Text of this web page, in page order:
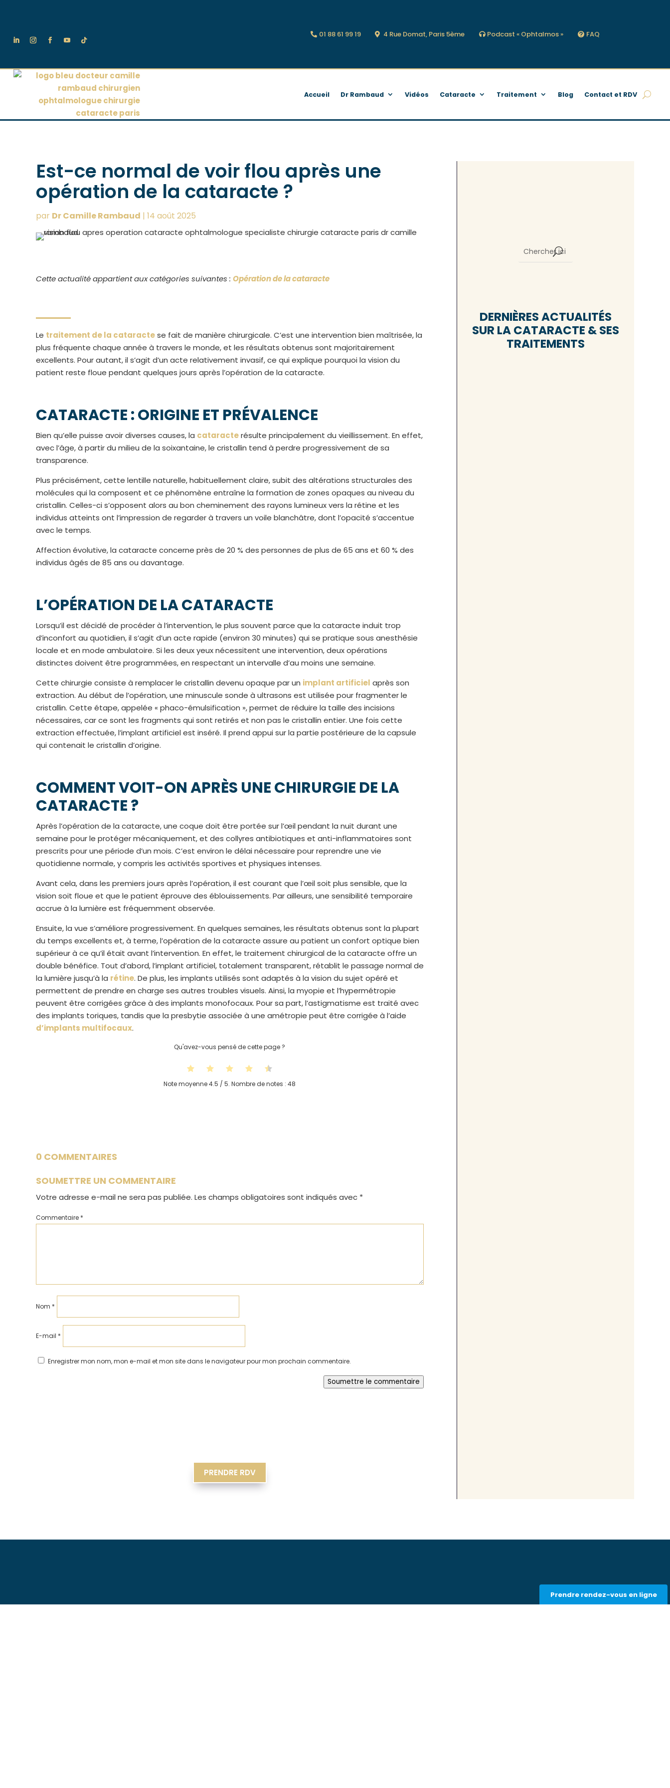
01 88 61 99 19 4 Rue Domat, Paris 5ème Podcast « Ophtalmos » FAQ
Accueil Dr Rambaud Vidéos Cataracte Traitement Blog Contact et RDV
Est-ce normal de voir flou après une
opération de la cataracte ?
par Dr Camille Rambaud | 14 août 2025
Cette actualité appartient aux catégories suivantes : Opération de la cataracte
Le traitement de la cataractese fait de manière chirurgicale. C’est une intervention bien maîtrisée, la
plus fréquente chaque année à travers le monde, et les résultats obtenus sont majoritairement
excellents. Pour autant, il s’agit d’un acte relativement invasif, ce qui explique pourquoi la vision du
patient reste floue pendant quelques jours après l’opération de la cataracte.
CATARACTE : ORIGINE ET PRÉVALENCE
Bien qu’elle puisse avoir diverses causes, la cataracterésulte principalement du vieillissement. En effet,
avec l’âge, à partir du milieu de la soixantaine, le cristallin tend à perdre progressivement de sa
transparence.
Plus précisément, cette lentille naturelle, habituellement claire, subit des altérations structurales des
molécules qui la composent et ce phénomène entraîne la formation de zones opaques au niveau du
cristallin. Celles-ci s’opposent alors au bon cheminement des rayons lumineux vers la rétine et les
individus atteints ont l’impression de regarder à travers un voile blanchâtre, dont l’opacité s’accentue
avec le temps.
Affection évolutive, la cataracte concerne près de 20 % des personnes de plus de 65 ans et 60 % des
individus âgés de 85 ans ou davantage.
L’OPÉRATION DE LA CATARACTE
Lorsqu’il est décidé de procéder à l’intervention, le plus souvent parce que la cataracte induit trop
d’inconfort au quotidien, il s’agit d’un acte rapide (environ 30 minutes) qui se pratique sous anesthésie
locale et en mode ambulatoire. Si les deux yeux nécessitent une intervention, deux opérations
distinctes doivent être programmées, en respectant un intervalle d’au moins une semaine.
Cette chirurgie consiste à remplacer le cristallin devenu opaque par un implant artificiel après son
extraction. Au début de l’opération, une minuscule sonde à ultrasons est utilisée pour fragmenter le
cristallin. Cette étape, appelée « phaco-émulsification », permet de réduire la taille des incisions
nécessaires, car ce sont les fragments qui sont retirés et non pas le cristallin entier. Une fois cette
extraction effectuée, l’implant artificiel est inséré. Il prend appui sur la partie postérieure de la capsule
qui contenait le cristallin d’origine.
COMMENT VOIT-ON APRÈS UNE CHIRURGIE DE LA
CATARACTE ?
Après l’opération de la cataracte, une coque doit être portée sur l’œil pendant la nuit durant une
semaine pour le protéger mécaniquement, et des collyres antibiotiques et anti-inflammatoires sont
prescrits pour une période d’un mois. C’est environ le délai nécessaire pour reprendre une vie
quotidienne normale, y compris les activités sportives et physiques intenses.
Avant cela, dans les premiers jours après l’opération, il est courant que l’œil soit plus sensible, que la
vision soit floue et que le patient éprouve des éblouissements. Par ailleurs, une sensibilité temporaire
accrue à la lumière est fréquemment observée.
Ensuite, la vue s’améliore progressivement. En quelques semaines, les résultats obtenus sont la plupart
du temps excellents et, à terme, l’opération de la cataracte assure au patient un confort optique bien
supérieur à ce qu’il était avant l’intervention. En effet, le traitement chirurgical de la cataracte offre un
double bénéfice. Tout d’abord, l’implant artificiel, totalement transparent, rétablit le passage normal de
la lumière jusqu’à la rétine. De plus, les implants utilisés sont adaptés à la vision du sujet opéré et
permettent de prendre en charge ses autres troubles visuels. Ainsi, la myopie et l’hypermétropie
peuvent être corrigées grâce à des implants monofocaux. Pour sa part, l’astigmatisme est traité avec
des implants toriques, tandis que la presbytie associée à une amétropie peut être corrigée à l’aide
d’implants multifocaux.
Qu'avez-vous pensé de cette page ?
Note moyenne4.5 / 5. Nombre de notes :48
0 COMMENTAIRES
SOUMETTRE UN COMMENTAIRE
Votre adresse e-mail ne sera pas publiée. Les champs obligatoires sont indiqués avec *
Commentaire *
Nom *
E-mail *
Enregistrer mon nom, mon e-mail et mon site dans le navigateur pour mon prochain commentaire.
Soumettre le commentaire
PRENDRE RDV
DERNIÈRES ACTUALITÉS
SUR LA CATARACTE & SES
TRAITEMENTS
Prendre rendez-vous en ligne